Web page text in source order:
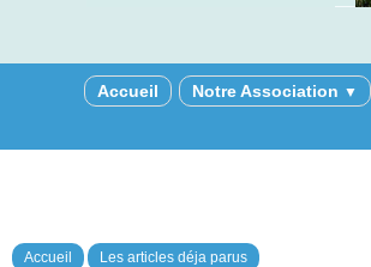
Accueil Notre Association ▼
Accueil Les articles déja parus